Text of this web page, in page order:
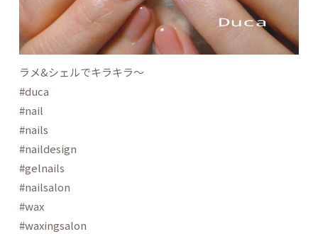
ラメ&シェルでキラキラ〜
#duca
#nail
#nails
#naildesign
#gelnails
#nailsalon
#wax
#waxingsalon